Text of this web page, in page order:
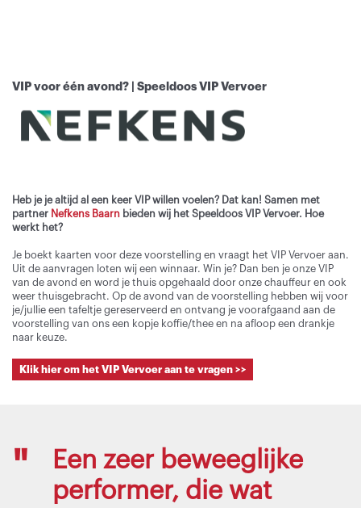
VIP voor één avond? | Speeldoos VIP Vervoer
Heb je je altijd al een keer VIP willen voelen? Dat kan! Samen met
partner Nefkens Baarn bieden wij het Speeldoos VIP Vervoer. Hoe
werkt het?
Je boekt kaarten voor deze voorstelling en vraagt het VIP Vervoer aan.
Uit de aanvragen loten wij een winnaar. Win je? Dan ben je onze VIP
van de avond en word je thuis opgehaald door onze chauffeur en ook
weer thuisgebracht. Op de avond van de voorstelling hebben wij voor
je/jullie een tafeltje gereserveerd en ontvang je voorafgaand aan de
voorstelling van ons een kopje koffie/thee en na afloop een drankje
naar keuze.
Klik hier om het VIP Vervoer aan te vragen >>
Een zeer beweeglijke
performer, die wat